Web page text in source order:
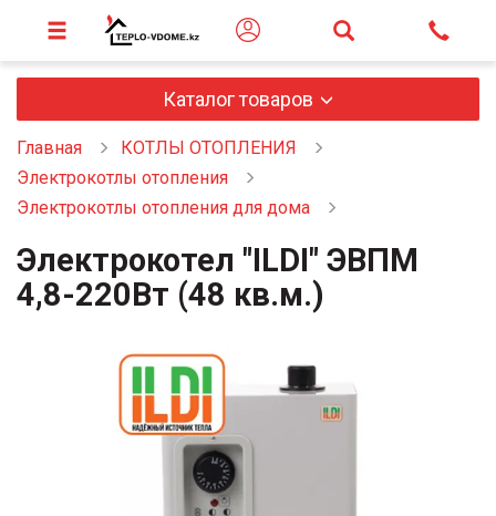
Каталог товаров
Главная
КОТЛЫ ОТОПЛЕНИЯ
Электрокотлы отопления
Электрокотлы отопления для дома
Электрокотел "ILDI" ЭВПМ
4,8-220Вт (48 кв.м.)